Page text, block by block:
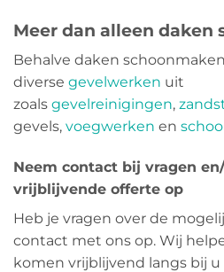
Meer dan alleen daken
Behalve daken
diverse gevelwerken uit
zoals gevelreinigingen,
gevels, voegwerken en
Neem contact bij vragen
vrijblijvende offerte op
Heb je vragen over de
contact met ons op. Wij
komen vrijblijvend langs bij u